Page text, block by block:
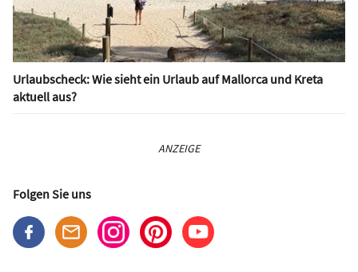
Urlaubscheck: Wie sieht ein Urlaub auf Mallorca und Kreta
aktuell aus?
ANZEIGE
Folgen Sie uns